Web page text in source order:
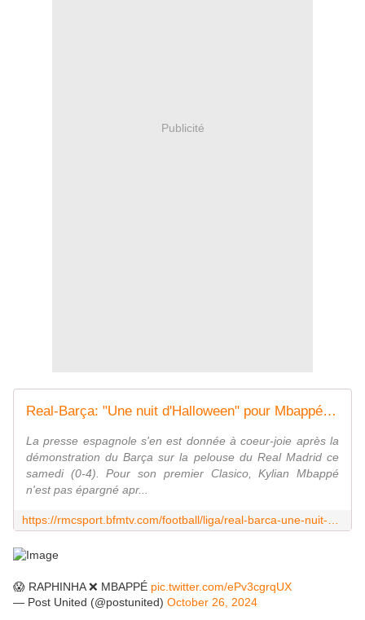
Publicité
Real-Barça: "Une nuit d'Halloween" pour Mbappé, "ridiculisé" par la presse espagnole après la claque dans le Clasico
La presse espagnole s'en est donnée à coeur-joie après la
démonstration du Barça sur la pelouse du Real Madrid ce
samedi (0-4). Pour son premier Clasico, Kylian Mbappé
n'est pas épargné apr...
😱 RAPHINHA ❌ MBAPPÉ pic.twitter.com/ePv3cgrqUX
— Post United (@postunited) October 26, 2024